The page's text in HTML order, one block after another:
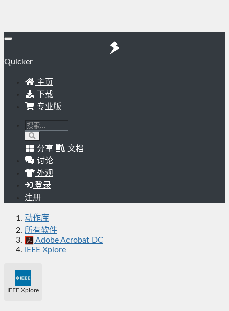
Quicker
主页
下载
专业版
分享
文档
讨论
外观
登录
注册
动作库
所有软件
Adobe Acrobat DC
IEEE Xplore
IEEE Xplore